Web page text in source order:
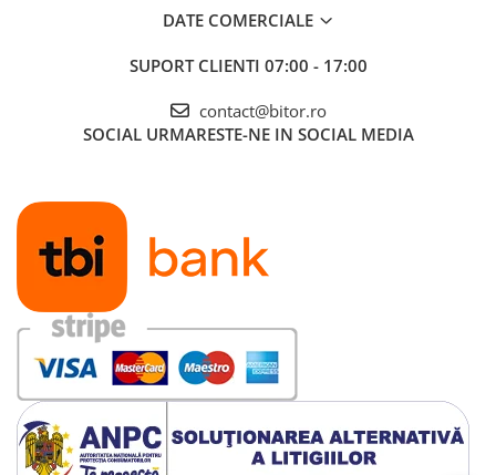
DATE COMERCIALE
SUPORT CLIENTI 07:00 - 17:00
contact@bitor.ro
SOCIAL URMARESTE-NE IN SOCIAL MEDIA